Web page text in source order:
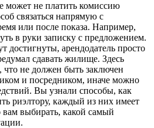
может не платить комиссию
связаться напрямую с
или после показа. Например,
в руки записку с предложением.
достигнуты, арендодатель просто
сдавать жилище. Здесь
что не должен быть заключен
и посредником, иначе можно
Вы узнали способы, как
риэлтору, каждый из них имеет
выбирать, какой самый